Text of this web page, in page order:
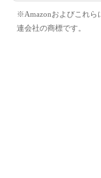
※Amazonおよびこれら
連会社の商標です。